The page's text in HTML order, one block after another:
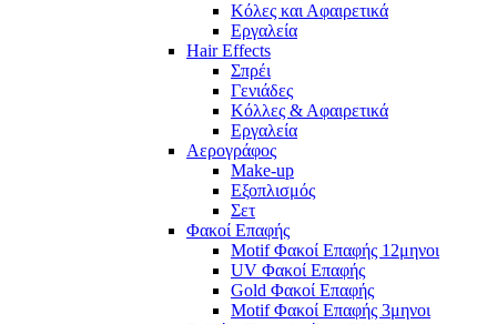
Κόλες και Αφαιρετικά
Εργαλεία
Hair Effects
Σπρέι
Γενιάδες
Κόλλες & Αφαιρετικά
Εργαλεία
Αερογράφος
Make-up
Εξοπλισμός
Σετ
Φακοί Επαφής
Motif Φακοί Επαφής 12μηνοι
UV Φακοί Επαφής
Gold Φακοί Επαφής
Motif Φακοί Επαφής 3μηνοι